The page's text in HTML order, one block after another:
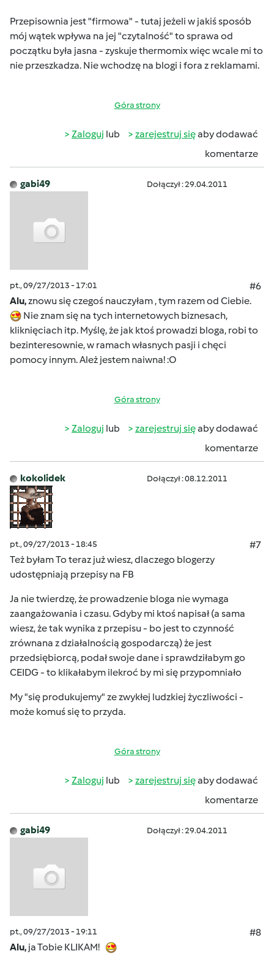
Przepisownia jest "firmowa" - tutaj jeżeli w jakiś sposób
mój wątek wpływa na jej "czytalność" to sprawa od
początku była jasna - zyskuje thermomixwięc wcale mi to
nie przeszkadza. Nie wchodzę na blogi i fora z reklamami.
Góra strony
Zaloguj lub zarejestruj sięaby dodawać
komentarze
gabi49 Dołączył : 29.04.2011
pt., 09/27/2013 - 17:01
#6
Alu,znowu się czegoś nauczyłam , tym razem od Ciebie.
Nie znam się na tych internetowych biznesach,
kliknięciach itp. Myślę, że jak ktoś prowadzi bloga, robi to
bezinteresownie, w ramach własnych pasji i chęci
pomocy innym. Ależ jestem naiwna! :O
Góra strony
Zaloguj lub zarejestruj sięaby dodawać
komentarze
kokolidek Dołączył : 08.12.2011
pt., 09/27/2013 - 18:45
#7
Też byłamTo teraz już wiesz, dlaczego blogerzy
udostępniają przepisy na FB
Ja nie twierdzę, że prowadzenie bloga nie wymaga
zaangażowania i czasu. Gdyby mi ktoś napisał (a sama
wiesz, że tak wynika z przepisu - bo jest to czynność
zrównana z działalnością gospodarczą) że jest
przedsiębiorcą, podał swoje dane i sprawdziłabym go
CEIDG - to klikałabym ilekroć by mi się przypomniało
My "się produkujemy" ze zwykłej ludzkiej życzliwości -
może komuś się to przyda.
Góra strony
Zaloguj lub zarejestruj sięaby dodawać
komentarze
gabi49 Dołączył : 29.04.2011
pt., 09/27/2013 - 19:11
#8
Alu, ja Tobie KLIKAM!